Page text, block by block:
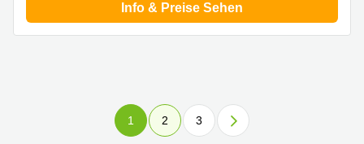
Info & Preise Sehen
1 2 3